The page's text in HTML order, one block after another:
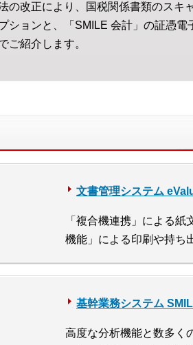
の改正により、国税関係書類のスキ
ションと、「SMILE 会計」の証憑
ご紹介します。
文書管理システム
「複合機連携」による
機能」による印刷や持ち
基幹業務システム
高度な分析機能と数多く